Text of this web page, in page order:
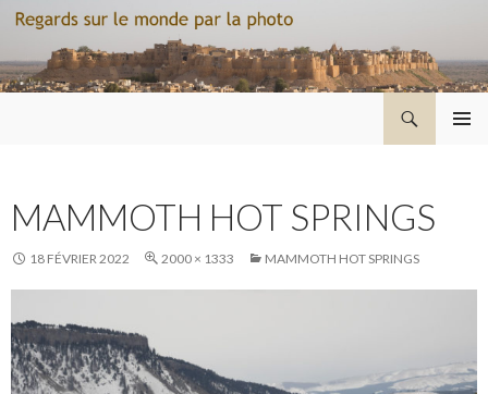
MAMMOTH HOT SPRINGS
18 FÉVRIER 2022 2000 × 1333 MAMMOTH HOT SPRINGS